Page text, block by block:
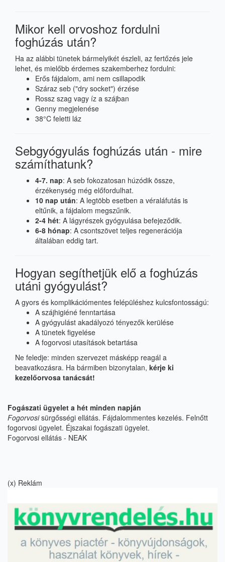
Mikor kell orvoshoz fordulni
foghúzás után?
Ha az alábbi tünetek bármelyikét észleli, az fertőzés jele
lehet, és mielőbb érdemes szakemberhez fordulni:
Erős fájdalom, ami nem csillapodik
Száraz seb ("dry socket") érzése
Rossz szag vagy íz a szájban
Genny megjelenése
38°C feletti láz
Sebgyógyulás foghúzás után - mire
számíthatunk?
4-7. nap: A seb fokozatosan húzódik össze,
érzékenység még előfordulhat.
10 nap után: A legtöbb esetben a véraláfutás is
eltűnik, a fájdalom megszűnik.
2-4 hét: A lágyrészek gyógyulása befejeződik.
6-8 hónap: A csontszövet teljes regenerációja
általában eddig tart.
Hogyan segíthetjük elő a foghúzás
utáni gyógyulást?
A gyors és komplikációmentes felépüléshez kulcsfontosságú:
A szájhigiéné fenntartása
A gyógyulást akadályozó tényezők kerülése
A tünetek figyelése
A fogorvosi utasítások betartása
Ne feledje: minden szervezet másképp reagál a
beavatkozásra. Ha bármiben bizonytalan, kérje ki
kezelőorvosa tanácsát!
Fogászati ügyelet a hét minden napján
Fogorvosisürgősségi ellátás. Fájdalommentes kezelés. Felnőtt
fogorvosi ügyelet. Éjszakai fogászati ügyelet.
Fogorvosi ellátás - NEAK
(x) Reklám